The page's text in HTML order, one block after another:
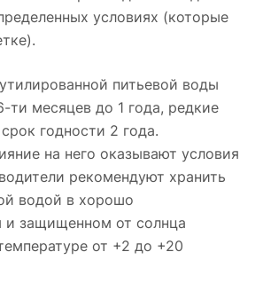
условиях (которые
питьевой воды
ти месяцев до 1 года, редкие
годности 2 года.
на него оказывают условия
рекомендуют хранить
водой в хорошо
и защищенном от солнца
от +2 до +20